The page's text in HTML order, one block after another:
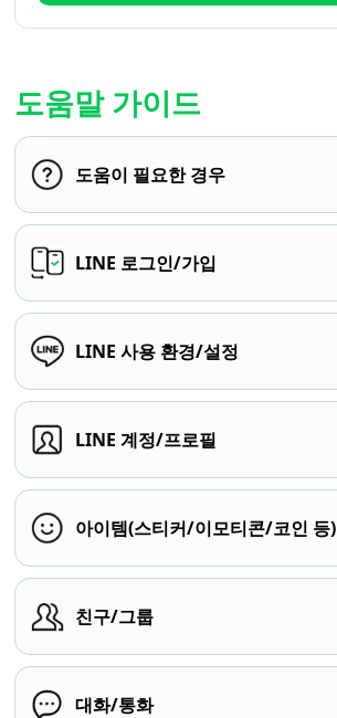
도움말 가이드
도움이 필요한 경우
LINE 로그인/가입
LINE 사용 환경/설정
LINE 계정/프로필
아이템(스티커/이모티콘/코인 등)
친구/그룹
대화/통화